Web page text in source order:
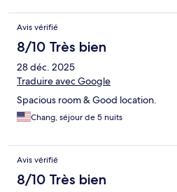
Avis vérifié
8/10 Très bien
28 déc. 2025
Traduire avec Google
Spacious room & Good location.
Chang, séjour de 5 nuits
Avis vérifié
8/10 Très bien